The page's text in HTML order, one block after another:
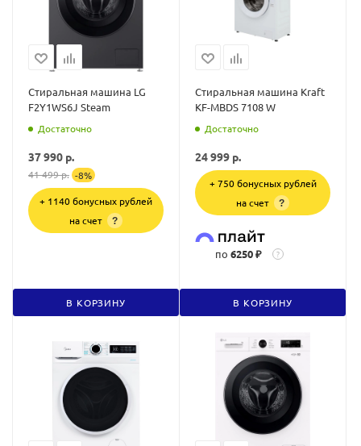
Стиральная машина LG
F2Y1WS6J Steam
Достаточно
37 990 р.
41 499р. -8%
+ 1140 бонусных рублей
на счет
?
В КОРЗИНУ
Стиральная машина Kraft
KF-MBDS 7108 W
Достаточно
24 999 р.
+ 750 бонусных рублей
на счет
?
по 6250 ₽ ?
В КОРЗИНУ